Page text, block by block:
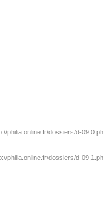
dossiers/d-
dossiers/d-